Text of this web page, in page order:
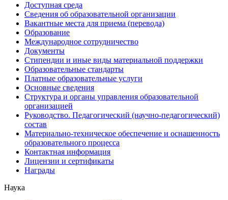
Доступная среда
Сведения об образовательной организации
Вакантные места для приема (перевода)
Образование
Международное сотрудничество
Документы
Стипендии и иные виды материальной поддержки
Образовательные стандарты
Платные образовательные услуги
Основные сведения
Структура и органы управления образовательной
организацией
Руководство. Педагогический (научно-педагогический)
состав
Материально-техническое обеспечение и оснащенность
образовательного процесса
Контактная информация
Лицензии и сертификаты
Награды
Наука